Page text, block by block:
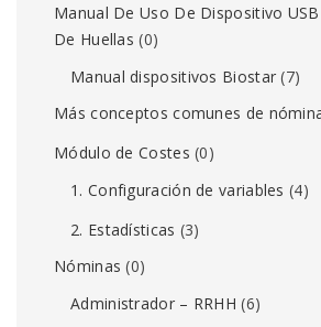
Manual De Uso De Dispositivo
De Huellas (0)
Manual dispositivos Biostar (7)
Más conceptos comunes de
Módulo de Costes (0)
1. Configuración de variables (4)
2. Estadísticas (3)
Nóminas (0)
Administrador – RRHH (6)